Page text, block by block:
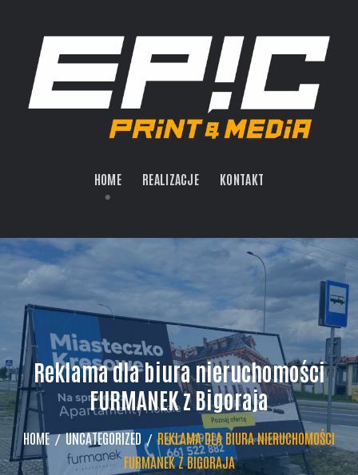
HOME REALIZACJE KONTAKT
Reklama dla biura nieruchomości
FURMANEK z Bigoraja
HOME UNCATEGORIZED
REKLAMA DLA BIURA NIERUCHOMOŚCI
FURMANEK Z BIGORAJA